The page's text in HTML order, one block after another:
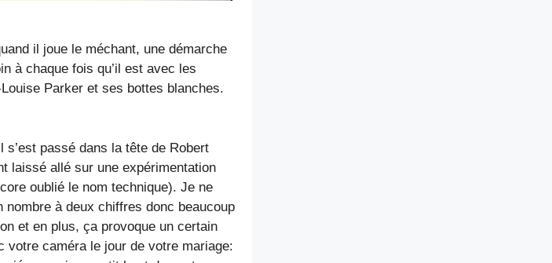
il joue le méchant, une démarche
à chaque fois qu’il est avec les
Parker et ses bottes blanches.
s’est passé dans la tête de Robert
laissé allé sur une expérimentation
oublié le nom technique). Je ne
à deux chiffres donc beaucoup
et en plus, ça provoque un certain
votre caméra le jour de votre mariage: